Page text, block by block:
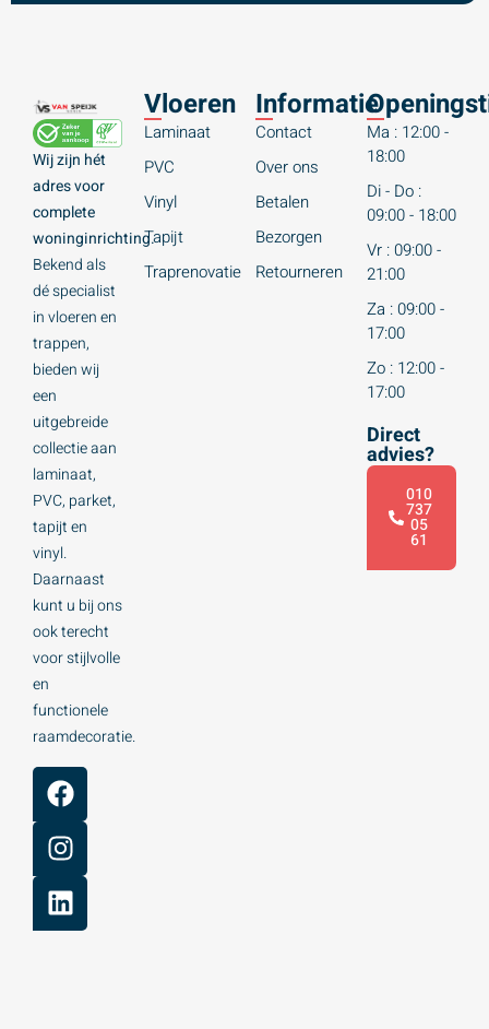
Wij zijn hét
adres voor
complete
woninginrichting.
Bekend als
dé specialist
in vloeren en
trappen,
bieden wij
een
uitgebreide
collectie aan
laminaat,
PVC, parket,
tapijt en
vinyl.
Daarnaast
kunt u bij ons
ook terecht
voor stijlvolle
en
functionele
raamdecoratie.
Vloeren
Laminaat
PVC
Vinyl
Tapijt
Traprenovatie
Informatie
Contact
Over ons
Betalen
Bezorgen
Retourneren
Ma : 12:00 -
18:00
Di - Do :
09:00 - 18:00
Vr : 09:00 -
21:00
Za : 09:00 -
17:00
Zo : 12:00 -
17:00
Direct
advies?
010
737
05
61